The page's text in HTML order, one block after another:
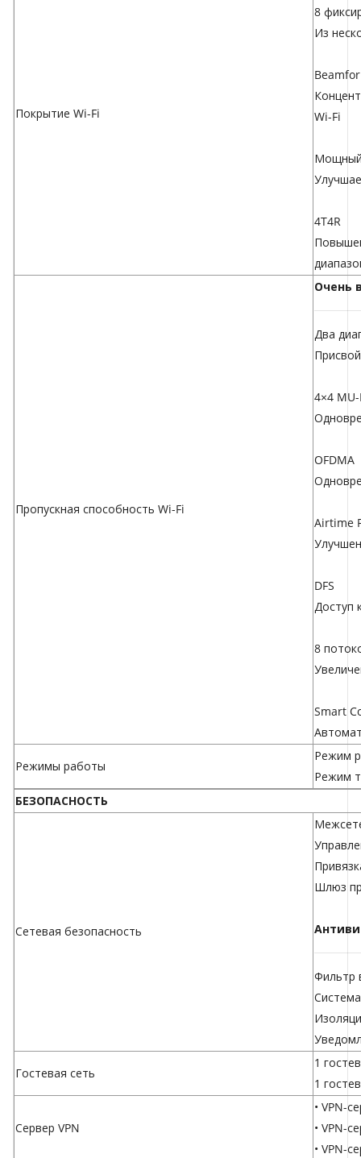
Покрытие Wi-Fi
8
Из
Wi-Fi
Мощный
4T4R
Пропускная способность Wi-Fi
Очень
Два
4×4
OFDMA
Airtime
DFS
Доступ
8
Smart
Режимы работы
Режим
Режим
БЕЗОПАСНОСТЬ
Сетевая безопасность
Шлюз
Фильтр
Гостевая сеть
1
1
Сервер VPN
• VPN-
• VPN-
• VPN-